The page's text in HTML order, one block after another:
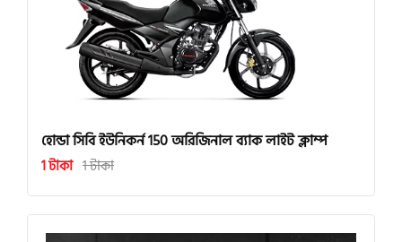
হোন্ডা সিবি ইউনিকর্ন 150 অরিজিনাল ব্যাক লাইট ক্লাম্প
1 টাকা 1 টাকা